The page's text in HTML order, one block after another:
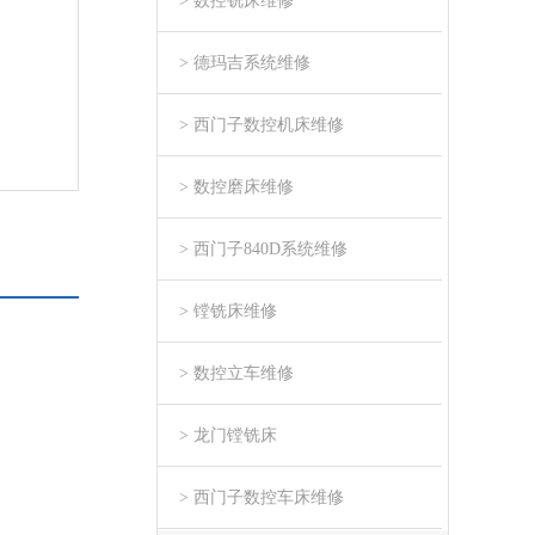
> 德玛吉系统维修
> 西门子数控机床维修
> 数控磨床维修
> 西门子840D系统维修
> 镗铣床维修
> 数控立车维修
> 龙门镗铣床
> 西门子数控车床维修